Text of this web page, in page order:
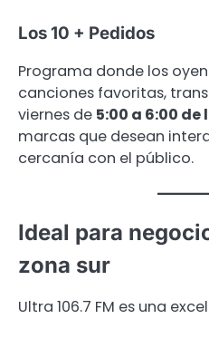
Los 10 + Pedidos
Programa donde los
canciones favoritas,
viernes de 5:00 a 6:00
marcas que desean
cercanía con el público.
Ideal para
zona sur
Ultra 106.7 FM es una